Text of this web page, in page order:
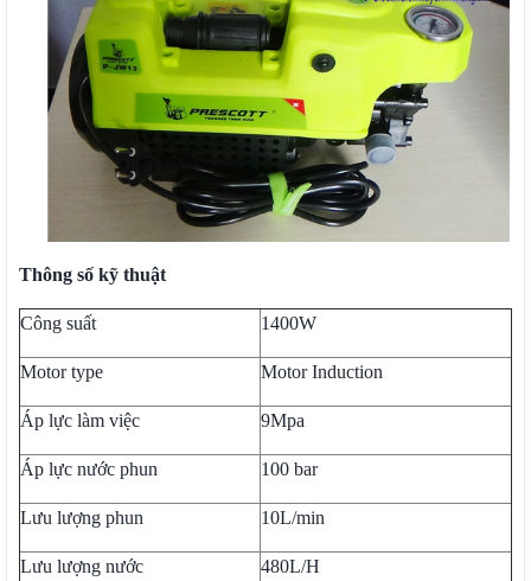
Thông số kỹ thuật
Công suất 1400W
Motor type Motor Induction
Áp lực làm việc 9Mpa
Áp lực nước phun 100 bar
Lưu lượng phun 10L/min
Lưu lượng nước 480L/H